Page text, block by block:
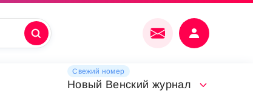
Свежий номер
Новый Венский журнал